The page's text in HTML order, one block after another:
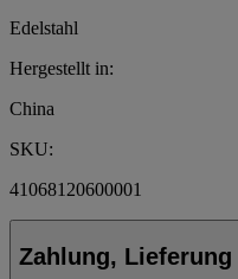
Edelstahl
Hergestellt in:
China
SKU:
41068120600001
Zahlung, Lieferung